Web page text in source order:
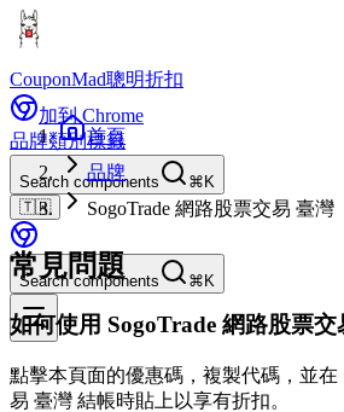
CouponMad聰明折扣
加到 Chrome
品牌類別標籤
Search components
⌘K
🇹🇼
Search components ⌘K
首頁
品牌
SogoTrade 網路股票交易 臺灣
常見問題
如何使用 SogoTrade 網路股票交
點擊本頁面的優惠碼，複製代碼，並在
易 臺灣 結帳時貼上以享有折扣。